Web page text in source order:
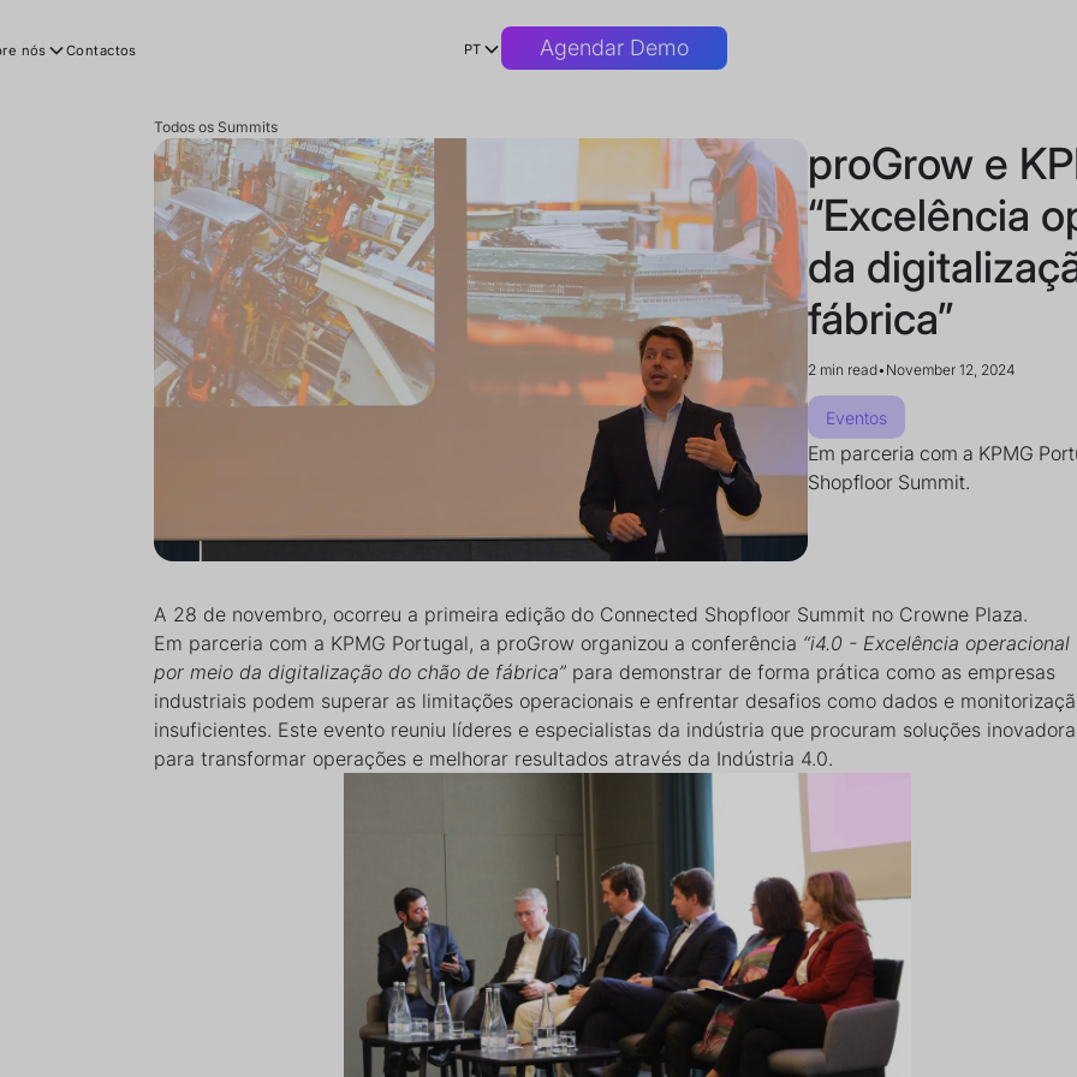
nós Contactos PT Agendar Demo
Todos os Summits
proGrow e
“Excelência
da
fábrica”
2 min read• November 12, 2024
Eventos
Em parceria com a KPMG
Shopfloor Summit.
A 28 de novembro, ocorreu a primeira edição do Connected Shopfloor Summit no Crowne Plaza.
Em parceria com a KPMG Portugal, a proGrow organizou a conferência “i4.0 - Excelência operacional
por meio da digitalização do chão de fábrica” para demonstrar de forma prática como as empresas
industriais podem superar as limitações operacionais e enfrentar desafios como dados e
insuficientes. Este evento reuniu líderes e especialistas da indústria que procuram soluções
para transformar operações e melhorar resultados através da Indústria 4.0.